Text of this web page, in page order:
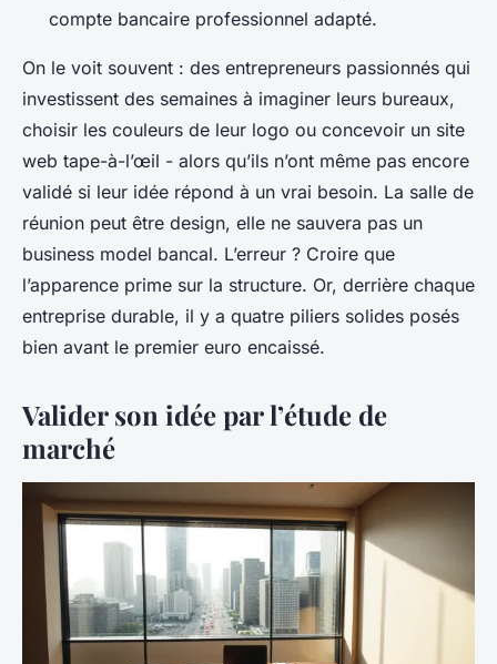
compte bancaire professionnel adapté.
On le voit souvent : des entrepreneurs passionnés qui
investissent des semaines à imaginer leurs bureaux,
choisir les couleurs de leur logo ou concevoir un site
web tape-à-l’œil - alors qu’ils n’ont même pas encore
validé si leur idée répond à un vrai besoin. La salle de
réunion peut être design, elle ne sauvera pas un
business model bancal. L’erreur ? Croire que
l’apparence prime sur la structure. Or, derrière chaque
entreprise durable, il y a quatre piliers solides posés
bien avant le premier euro encaissé.
Valider son idée par l’étude de
marché